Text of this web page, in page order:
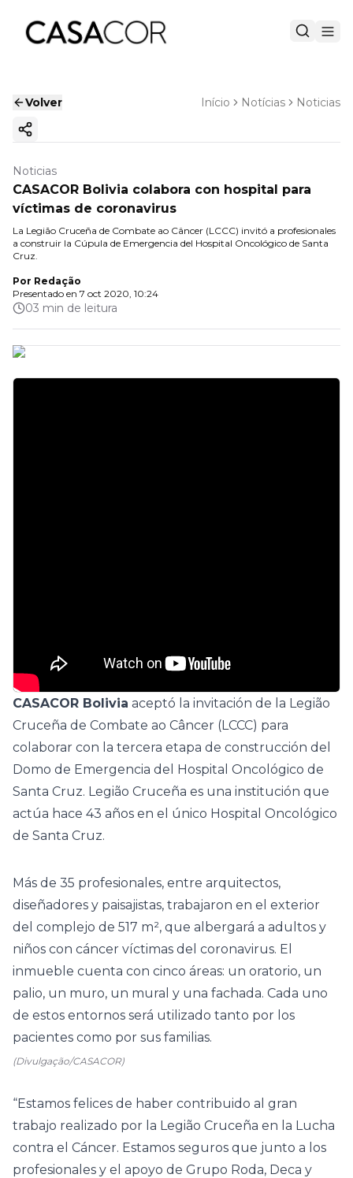
Volver Início Notícias Noticias
Copiar enlace
Noticias
CASACOR Bolivia colabora con hospital para
víctimas de coronavirus
La Legião Cruceña de Combate ao Câncer (LCCC) invitó a profesionales
a construir la Cúpula de Emergencia del Hospital Oncológico de Santa
Cruz.
Por Redação
Presentado en 7 oct 2020, 10:24
03 min de leitura
CASACOR Bolivia aceptó la invitación de la Legião
Cruceña de Combate ao Câncer (LCCC) para
colaborar con la tercera etapa de construcción del
Domo de Emergencia del Hospital Oncológico de
Santa Cruz. Legião Cruceña es una institución que
actúa hace 43 años en el único Hospital Oncológico
de Santa Cruz.
Más de 35 profesionales, entre arquitectos,
diseñadores y paisajistas, trabajaron en el exterior
del complejo de 517 m², que albergará a adultos y
niños con cáncer víctimas del coronavirus. El
inmueble cuenta con cinco áreas: un oratorio, un
palio, un muro, un mural y una fachada. Cada uno
de estos entornos será utilizado tanto por los
pacientes como por sus familias.
(Divulgação/CASACOR)
“Estamos felices de haber contribuido al gran
trabajo realizado por la Legião Cruceña en la Lucha
contra el Cáncer. Estamos seguros que junto a los
profesionales y el apoyo de Grupo Roda, Deca y